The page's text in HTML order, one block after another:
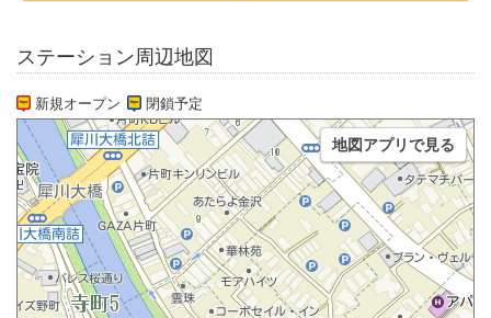
ステーション周辺地図
新規オープン 閉鎖予定
地図アプリで見る